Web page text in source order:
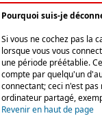
Pourquoi suis-je
Si vous ne cochez pas la
lorsque vous vous
une période préétablie.
compte par quelqu'un
connectant; ceci n'est
ordinateur partagé,
Revenir en haut de page